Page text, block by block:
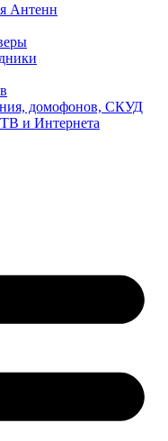
Антенн
домофонов, СКУД
и Интернета